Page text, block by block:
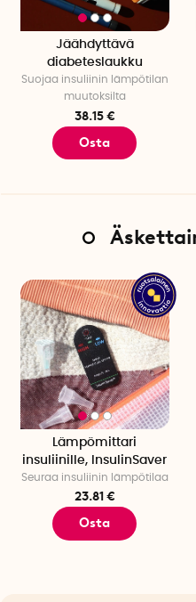
Jäähdyttävä
diabeteslaukku
Suojaa insuliinin lämpötilan
muutoksilta
38.15 €
Osta
Lämpömittari
insuliinille, InsulinSaver
Seuraa insuliinin lämpötilaa
23.81 €
Osta